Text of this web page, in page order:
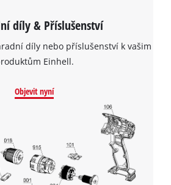
díly & Příslušenství
díly nebo příslušenství k vašim
Einhell.
Objevit nyní